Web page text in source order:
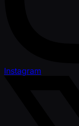
Instagram